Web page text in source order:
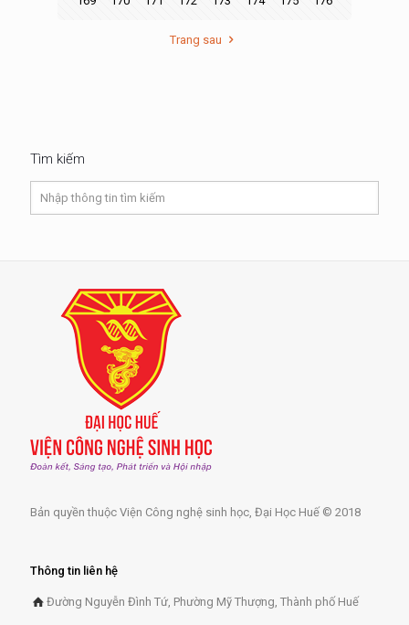
Trang sau
Tìm kiếm
Bản quyền thuộc Viện Công nghệ sinh học, Đại Học Huế © 2018
Thông tin liên hệ
Đường Nguyễn Đình Tứ, Phường Mỹ Thượng, Thành phố Huế